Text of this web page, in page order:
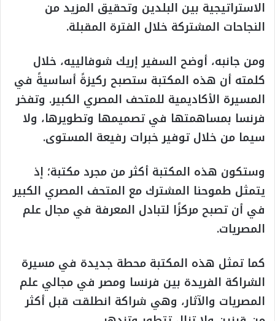
الاستراتيجية بين البلدين وتحقيق المزيد من
النجاحات المشتركة خلال الفترة المقبلة.
ومن جانبه، أوضح السفير إريك شوفالييه، خلال
كلمته أن هذه المكتبة ستصبح ركيزةً أساسيةً في
المسيرة الأكاديمية للمتحف المصري الكبير. وتفخر
فرنسا بمساهمتها في تصميمها وتطويرها، ولا
سيما من خلال توفير خبرات رفيعة المستوى.
وستكون هذه المكتبة أكثر من مجرد مكتبة؛ إذ
يتمثل طموحنا المشترك مع المتحف المصري الكبير
في أن تصبح مركزًا لتبادل المعرفة في مجال علم
المصريات.
كما تمثل هذه المكتبة محطة جديدة في مسيرة
الشراكة الفريدة بين فرنسا ومصر في مجالي علم
المصريات والآثار، وهي شراكة انطلقت قبل أكثر